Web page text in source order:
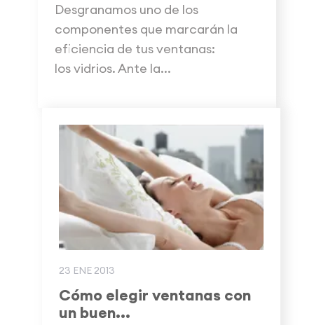
Desgranamos uno de los
componentes que marcarán la
eficiencia de tus ventanas:
los vidrios. Ante la...
23 ENE 2013
Cómo elegir ventanas con
un buen...